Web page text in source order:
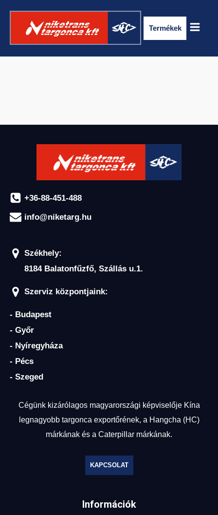
Termékek
ELEKTROMOS RAKLAPSZÁLLÍTÓ
TARGONCA
ELEKTROMOS RAKLAPEMELŐ
TARGONCA
TARGONCA
+36-88-451-488
info@niketarg.hu
Székhely:
8184 Balatonfűzfő, Szállás u.1.
Szerviz központjaink:
- Budapest
- Győr
- Nyíregyháza
- Pécs
- Szeged
Cégünk kizárólagos magyarországi képviselője Kína
legnagyobb targonca exportőrének, a Hangcha (HC)
márkának és a Caterpillar márkának.
KAPCSOLAT
Információk